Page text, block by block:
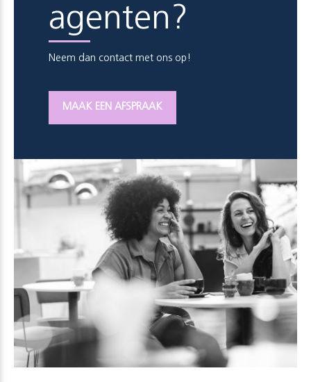
agenten?
Neem dan contact met ons op!
MAAK EEN AFSPRAAK